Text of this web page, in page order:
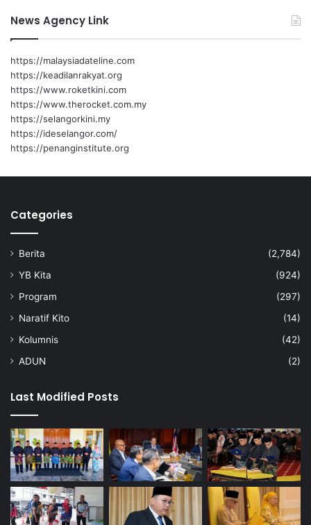
News Agency Link
https://malaysiadateline.com
https://keadilanrakyat.org
https://www.roketkini.com
https://www.therocket.com.my
https://selangorkini.my
https://ideselangor.com/
https://penanginstitute.org
Categories
Berita
(2,784)
YB Kita
(924)
Program
(297)
Naratif Kito
(14)
Kolumnis
(42)
ADUN
(2)
Last Modified Posts